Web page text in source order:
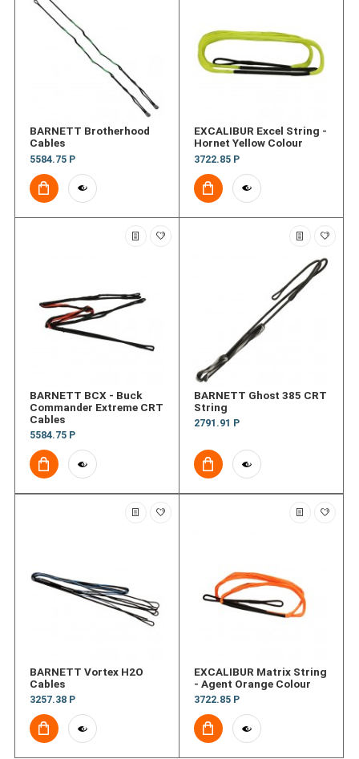
BARNETT Brotherhood
Cables
5584.75 Р
EXCALIBUR Excel String -
Hornet Yellow Colour
3722.85 Р
BARNETT BCX - Buck
Commander Extreme CRT
Cables
5584.75 Р
BARNETT Ghost 385 CRT
String
2791.91 Р
BARNETT Vortex H2O
Cables
3257.38 Р
EXCALIBUR Matrix String
- Agent Orange Colour
3722.85 Р